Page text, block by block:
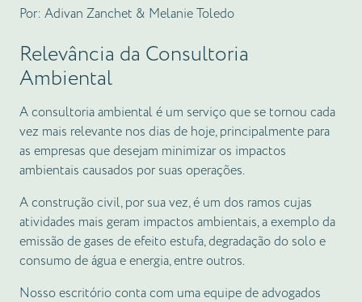
Por: Adivan Zanchet & Melanie Toledo
Relevância da Consultoria
Ambiental
A consultoria ambiental é um serviço que se tornou cada
vez mais relevante nos dias de hoje, principalmente para
as empresas que desejam minimizar os impactos
ambientais causados por suas operações.
A construção civil, por sua vez, é um dos ramos cujas
atividades mais geram impactos ambientais, a exemplo da
emissão de gases de efeito estufa, degradação do solo e
consumo de água e energia, entre outros.
Nosso escritório conta com uma equipe de advogados